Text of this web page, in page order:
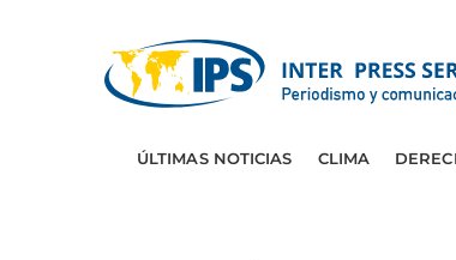
ÚLTIMAS NOTICIAS CLIMA